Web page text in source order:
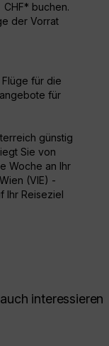
buchen.
der Vorrat
für die
für
günstig
Sie von
Woche an Ihr
(VIE) -
Ihr Reiseziel
interessieren